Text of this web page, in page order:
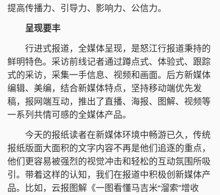
提高传播力、引导力、影响力、公信力。
呈现要丰
行进式报道，全媒体呈现，是怒江行报道秉持的
鲜明特色。采访前线记者通过蹲点式、体验式、跟踪
式的采访，采集一手信息、视频和画面。后方新媒体
编辑、美编，结合新媒体特点，坚持移动端优先发
稿，报网端互动，推出了直播、海报、图解、视频等
一系列共情可感的全媒体产品。
今天的报纸读者在新媒体环境中畅游已久，传统
报纸版面大面积的文字内容不再是他们追逐的重点，
他们更容易被强烈的视觉冲击和轻松的互动氛围所吸
引。带着这样的认知，我们在报道中积极创新媒体产
品。比如，云报图解《一图看懂马吉米“溜索”增收